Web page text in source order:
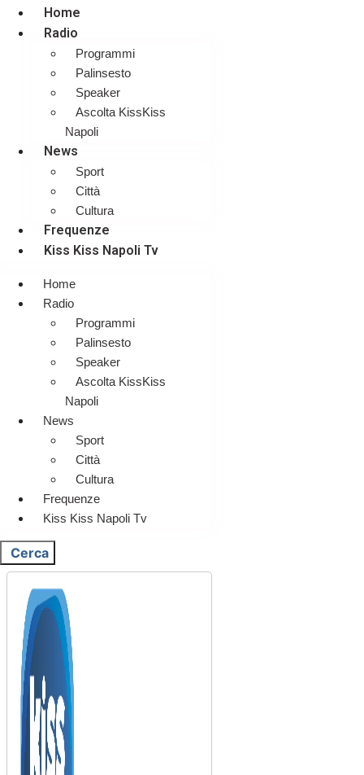
Home
Radio
Programmi
Palinsesto
Speaker
Ascolta KissKiss
Napoli
News
Sport
Città
Cultura
Frequenze
Kiss Kiss Napoli Tv
Home
Radio
Programmi
Palinsesto
Speaker
Ascolta KissKiss
Napoli
News
Sport
Città
Cultura
Frequenze
Kiss Kiss Napoli Tv
Cerca